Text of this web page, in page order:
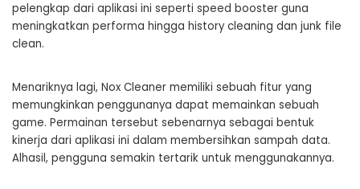
pelengkap dari aplikasi ini seperti speed booster guna
meningkatkan performa hingga history cleaning dan junk file
clean.
Menariknya lagi, Nox Cleaner memiliki sebuah fitur yang
memungkinkan penggunanya dapat memainkan sebuah
game. Permainan tersebut sebenarnya sebagai bentuk
kinerja dari aplikasi ini dalam membersihkan sampah data.
Alhasil, pengguna semakin tertarik untuk menggunakannya.